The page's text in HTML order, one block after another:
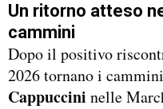
Un ritorno atteso
cammini
Dopo il positivo
2026 tornano i
Cappuccini nelle